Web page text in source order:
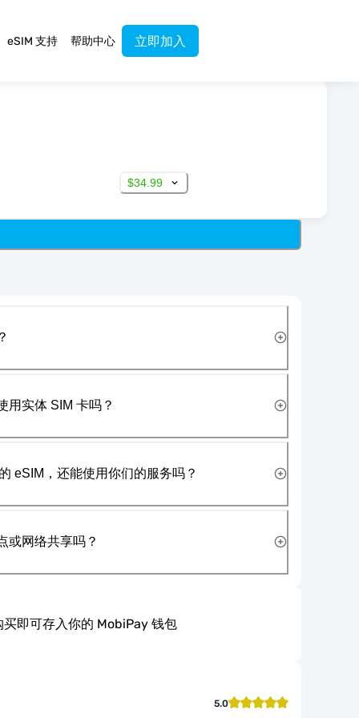
eSIM 支持 帮助中心 立即加入
$34.99
用实体 SIM 卡吗？
eSIM，还能使用你们的服务吗？
或网络共享吗？
买即可存入你的 MobiPay 钱包
5.0